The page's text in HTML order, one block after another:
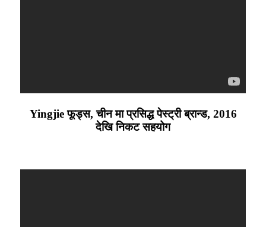
Yingjie फूड्स, चीन मा प्रसिद्ध पेस्ट्री ब्रान्ड, 2016
देखि निकट सहयोग